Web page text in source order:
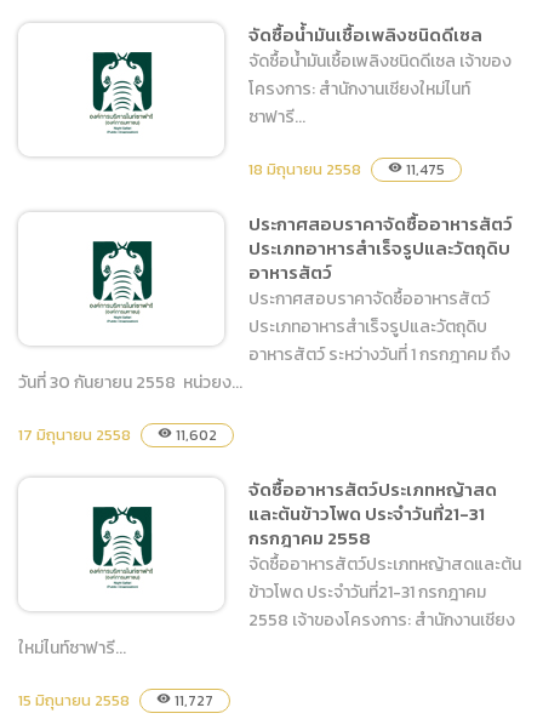
จัดจ้างทำสมุดโน๊ต
จัดซื้อน้ำมันเชื้อเพลิงชนิด
จัดซื้อน้ำมันเชื้อเพลิงชนิดดีเซล
จัดซื้อน้ำมันเชื้อเพลิงชนิดดีเซล เจ้าของ
โครงการ: สำนักงานเชียงใหม่ไนท์
ซาฟารี...
18 มิถุนายน 2558 visibility 11,475
ประกาศสอบราคาจัดซื้ออาหาร
และวัตถุดิบอาหารสัตว์
ประกาศสอบราคาจัดซื้ออาหารสัตว์
ประเภทอาหารสำเร็จรูปและวัตถุดิบ
อาหารสัตว์
ประกาศสอบราคาจัดซื้ออาหารสัตว์
ประเภทอาหารสำเร็จรูปและวัตถุดิบ
อาหารสัตว์ ระหว่างวันที่ 1 กรกฎาคม ถึง
วันที่ 30 กันยายน 2558 หน่วยง...
17 มิถุนายน 2558 visibility 11,602
จัดซื้ออาหารสัตว์ประเภทหญ้า
จัดซื้ออาหารสัตว์ประเภทหญ้าสด
และต้นข้าวโพด ประจำวันที่21-31
กรกฎาคม 2558
จัดซื้ออาหารสัตว์ประเภทหญ้าสดและต้น
ข้าวโพด ประจำวันที่21-31 กรกฎาคม
2558 เจ้าของโครงการ: สำนักงานเชียง
ใหม่ไนท์ซาฟารี...
15 มิถุนายน 2558 visibility 11,727